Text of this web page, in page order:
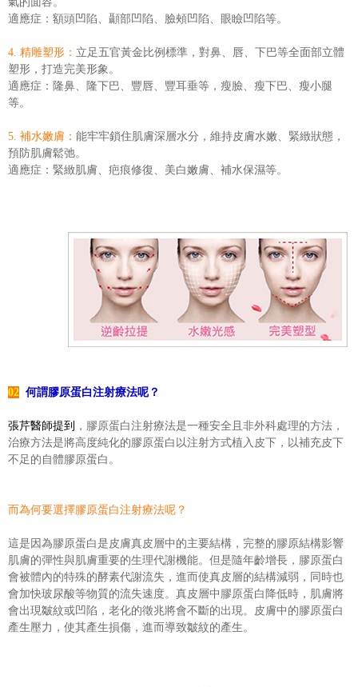
適應症：額頭凹陷、顳部凹陷、臉頰凹陷、眼瞼凹陷等。
4. 精雕塑形： 立足五官黃金比例標準，對鼻、唇、下巴等全面部立體
塑形，打造完美形象。
適應症：隆鼻、隆下巴、豐唇、豐耳垂等，瘦臉、瘦下巴、瘦小腿
等。
5. 補水嫩膚： 能牢牢鎖住肌膚深層水分，維持皮膚水嫩、緊緻狀態，
預防肌膚鬆弛。
適應症：緊緻肌膚、疤痕修復、美白嫩膚、補水保濕等。
02 何謂膠原蛋白注射療法呢？
張芹醫師提到 ，膠原蛋白注射療法是一種安全且非外科處理的方法，
治療方法是將高度純化的膠原蛋白以注射方式植入皮下，以補充皮下
不足的自體膠原蛋白。
而為何要選擇膠原蛋白注射療法呢？
這是因為膠原蛋白是皮膚真皮層中的主要結構，完整的膠原結構影響
肌膚的彈性與肌膚重要的生理代謝機能。但是隨年齡增長，膠原蛋白
會被體內的特殊的酵素代謝流失，進而使真皮層的結構減弱，同時也
會加快玻尿酸等物質的流失速度。真皮層中膠原蛋白降低時，肌膚將
會出現皺紋或凹陷，老化的徵兆將會不斷的出現。皮膚中的膠原蛋白
產生壓力，使其產生損傷，進而導致皺紋的產生。